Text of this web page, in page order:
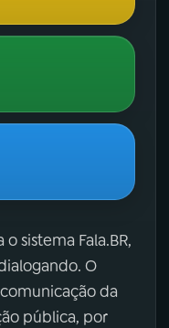
sistema Fala.BR,
O
da
pública, por